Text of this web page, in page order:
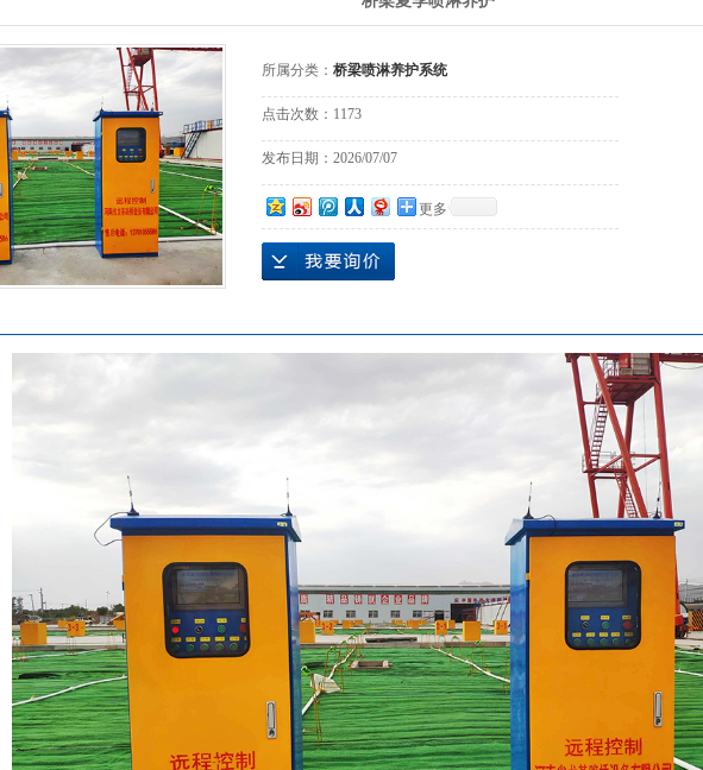
所属分类： 桥梁喷淋养护系统
点击次数： 1173
发布日期： 2026/07/07
更多